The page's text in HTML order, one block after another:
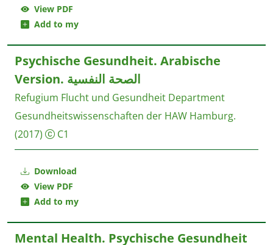
View PDF
Add to my
Download
View PDF
Add to my
Psychische Gesundheit. Arabische
Version. الصحة النفسية
Refugium Flucht und Gesundheit Department
Gesundheitswissenschaften der HAW Hamburg.
(2017)
C1
Mental Health. Psychische Gesundheit